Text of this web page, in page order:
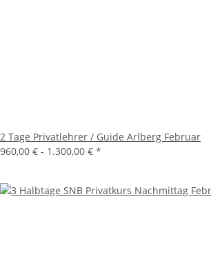
2 Tage Privatlehrer / Guide Arlberg Februar
960,00 € - 1.300,00 € *